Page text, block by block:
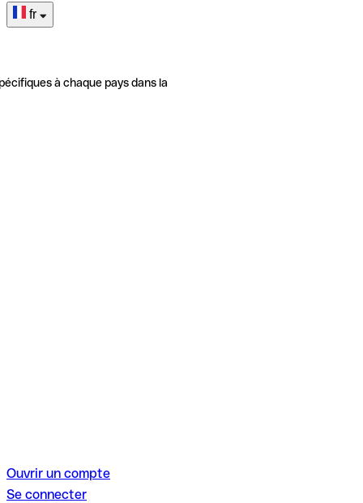
fr
à chaque pays dans la
Ouvrir un compte
Se connecter